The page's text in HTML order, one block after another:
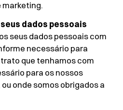
marketing.
dados pessoais
seus dados pessoais com
necessário para
que tenhamos com
para os nossos
onde somos obrigados a